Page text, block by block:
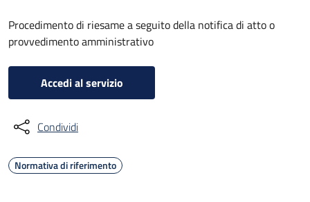
Procedimento di riesame a seguito della notifica di atto o
provvedimento amministrativo
Accedi al servizio
Condividi
Normativa di riferimento